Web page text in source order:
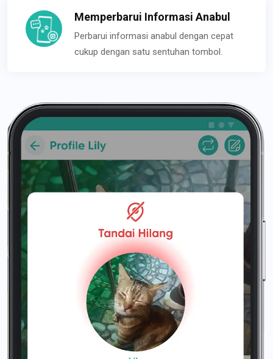
Memperbarui Informasi Anabul
Perbarui informasi anabul dengan cepat
cukup dengan satu sentuhan tombol.